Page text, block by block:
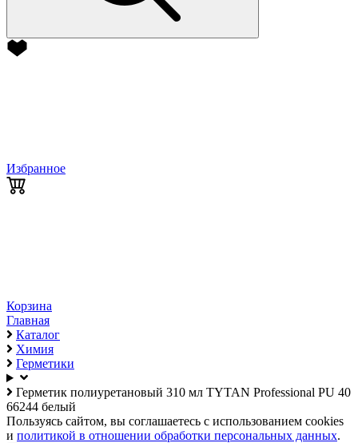
Избранное
Корзина
Главная
Каталог
Химия
Герметики
Герметик полиуретановый 310 мл TYTAN Professional PU 40
66244 белый
Пользуясь сайтом, вы соглашаетесь с использованием cookies
и политикой в отношении обработки персональных данных.